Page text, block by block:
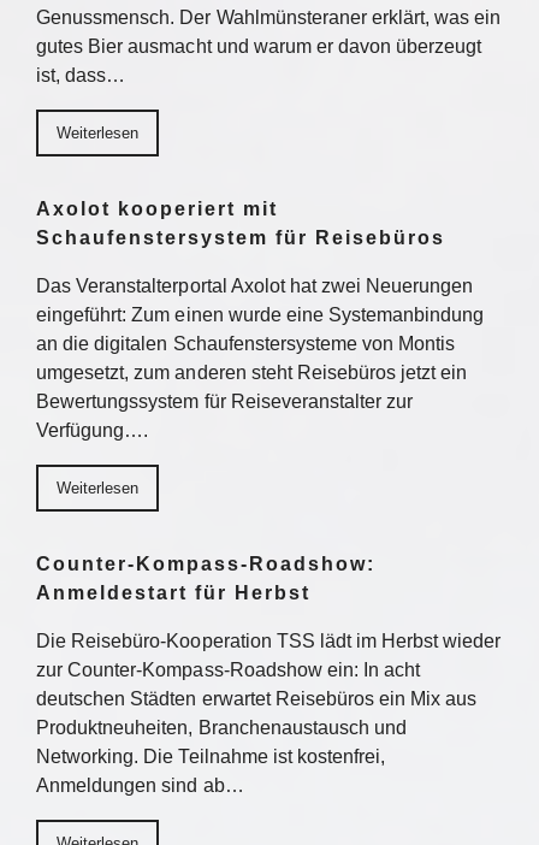
Genussmensch. Der Wahlmünsteraner erklärt, was ein
gutes Bier ausmacht und warum er davon überzeugt
ist, dass…
Weiterlesen
Axolot kooperiert mit
Schaufenstersystem für Reisebüros
Das Veranstalterportal Axolot hat zwei Neuerungen
eingeführt: Zum einen wurde eine Systemanbindung
an die digitalen Schaufenstersysteme von Montis
umgesetzt, zum anderen steht Reisebüros jetzt ein
Bewertungssystem für Reiseveranstalter zur
Verfügung….
Weiterlesen
Counter-Kompass-Roadshow:
Anmeldestart für Herbst
Die Reisebüro-Kooperation TSS lädt im Herbst wieder
zur Counter-Kompass-Roadshow ein: In acht
deutschen Städten erwartet Reisebüros ein Mix aus
Produktneuheiten, Branchenaustausch und
Networking. Die Teilnahme ist kostenfrei,
Anmeldungen sind ab…